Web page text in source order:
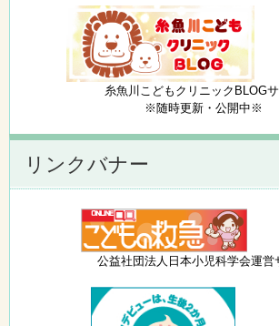
糸魚川こどもクリニックBLOG
※随時更新・公開中※
リンクバナー
公益社団法人日本小児科学会運営